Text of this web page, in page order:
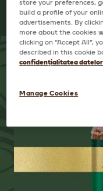
store your preferences,
build a profile of your
advertisements. By
more about the cookies
clicking on “Accept All”,
described in this cookie
confidențialitatea datelor
Manage Cookies